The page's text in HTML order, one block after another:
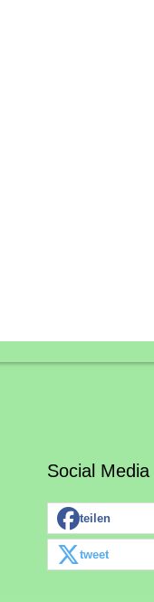
Social Media
teilen
tweet